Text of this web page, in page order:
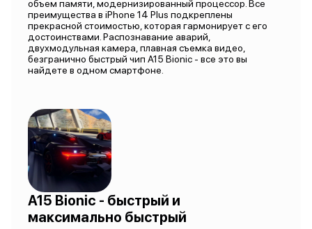
объем памяти, модернизированный процессор. Все
преимущества в iPhone 14 Plus подкреплены
прекрасной стоимостью, которая гармонирует с его
достоинствами. Распознавание аварий,
двухмодульная камера, плавная съемка видео,
безгранично быстрый чип A15 Bionic - все это вы
найдете в одном смартфоне.
A15 Bionic - быстрый и
максимально быстрый